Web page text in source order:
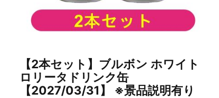
【2本セット】ブルボン ホワイト
ロリータドリンク缶
【2027/03/31】 ※景品説明有り